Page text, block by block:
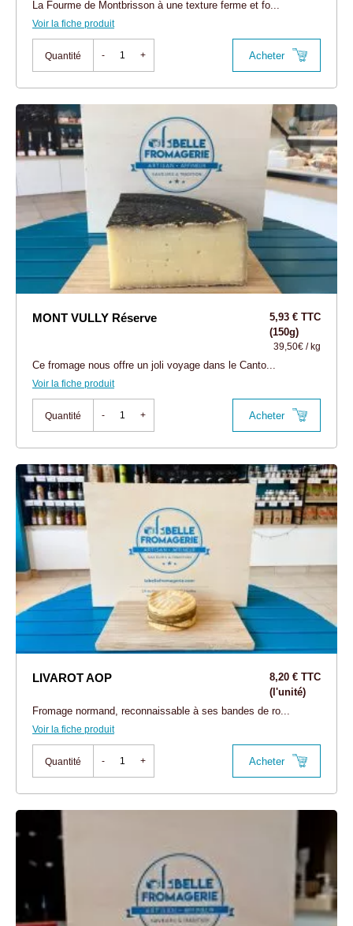
La Fourme de Montbrisson à une texture ferme et fo...
Voir la fiche produit
Quantité - + Acheter
MONT VULLY Réserve
5,93 € TTC
(150g)
39,50€ / kg
Ce fromage nous offre un joli voyage dans le Canto...
Voir la fiche produit
Quantité - + Acheter
LIVAROT AOP
8,20 € TTC
(l'unité)
Fromage normand, reconnaissable à ses bandes de ro...
Voir la fiche produit
Quantité - + Acheter